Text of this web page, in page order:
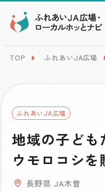
TOP ふれあいJA広場
ふれあいJA広場
地域の子ども
ウモロコシを
長野県 JA木曽